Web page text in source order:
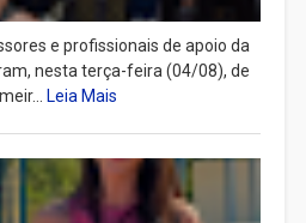
e profissionais de apoio da
nesta terça-feira (04/08), de
Leia Mais